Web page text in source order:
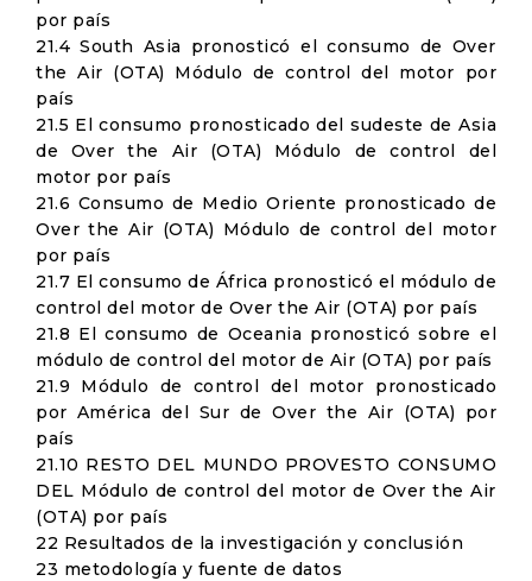
por país
21.4 South Asia pronosticó el consumo de Over
the Air (OTA) Módulo de control del motor por
país
21.5 El consumo pronosticado del sudeste de Asia
de Over the Air (OTA) Módulo de control del
motor por país
21.6 Consumo de Medio Oriente pronosticado de
Over the Air (OTA) Módulo de control del motor
por país
21.7 El consumo de África pronosticó el módulo de
control del motor de Over the Air (OTA) por país
21.8 El consumo de Oceania pronosticó sobre el
módulo de control del motor de Air (OTA) por país
21.9 Módulo de control del motor pronosticado
por América del Sur de Over the Air (OTA) por
país
21.10 RESTO DEL MUNDO PROVESTO CONSUMO
DEL Módulo de control del motor de Over the Air
(OTA) por país
22 Resultados de la investigación y conclusión
23 metodología y fuente de datos